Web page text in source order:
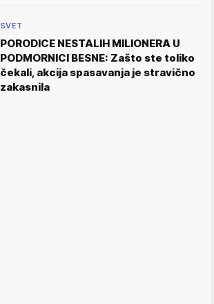
SVET
PORODICE NESTALIH MILIONERA U
PODMORNICI BESNE: Zašto ste toliko
čekali, akcija spasavanja je stravično
zakasnila